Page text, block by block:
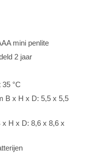
mini penlite
2 jaar
°C
B x H x D: 5,5 x 5,5
H x D: 8,6 x 8,6 x